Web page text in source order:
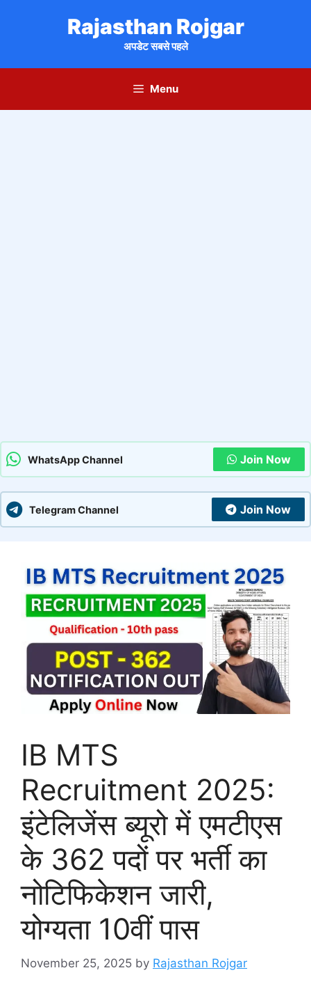
Rajasthan Rojgar
अपडेट सबसे पहले
Menu
WhatsApp Channel Join Now
Telegram Channel Join Now
IB MTS
Recruitment 2025:
इंटेलिजेंस ब्यूरो में एमटीएस
के 362 पदों पर भर्ती का
नोटिफिकेशन जारी,
योग्यता 10वीं पास
November 25, 2025 by Rajasthan Rojgar